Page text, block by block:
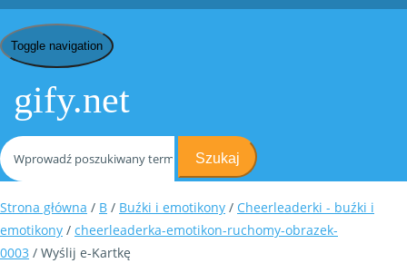
Toggle navigation
gify.net
Szukaj
Strona główna / B / Buźki i emotikony / Cheerleaderki - buźki i
emotikony / cheerleaderka-emotikon-ruchomy-obrazek-
0003 / Wyślij e-Kartkę